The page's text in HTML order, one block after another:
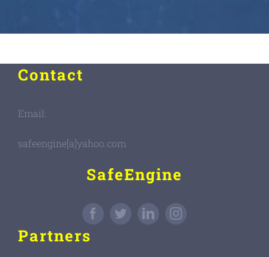
Contact
Email:
safeengine[a]yahoo.com
SafeEngine
Partners